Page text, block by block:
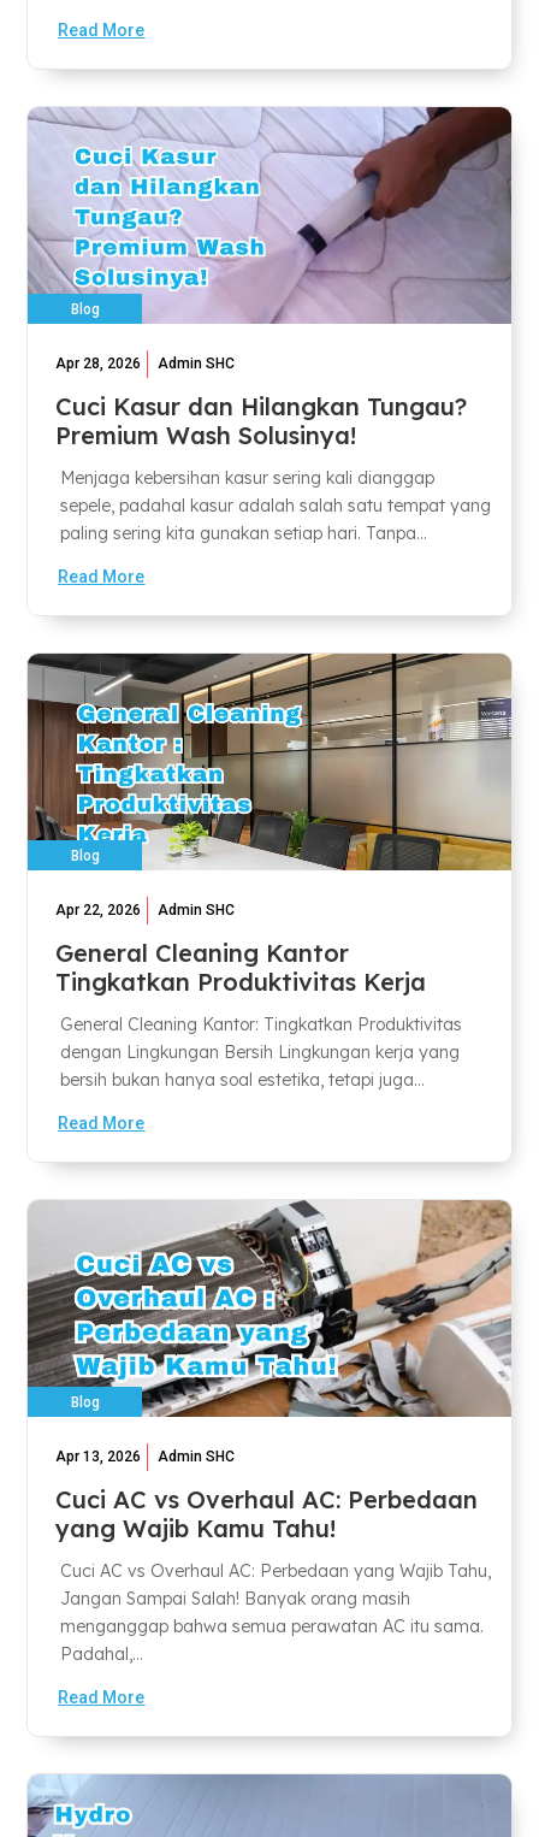
Read More
Blog
Apr 28, 2026 Admin SHC
Cuci Kasur dan Hilangkan Tungau?
Premium Wash Solusinya!
Menjaga kebersihan kasur sering kali dianggap
sepele, padahal kasur adalah salah satu tempat yang
paling sering kita gunakan setiap hari. Tanpa...
Read More
Blog
Apr 22, 2026 Admin SHC
General Cleaning Kantor
Tingkatkan Produktivitas Kerja
General Cleaning Kantor: Tingkatkan Produktivitas
dengan Lingkungan Bersih Lingkungan kerja yang
bersih bukan hanya soal estetika, tetapi juga...
Read More
Blog
Apr 13, 2026 Admin SHC
Cuci AC vs Overhaul AC: Perbedaan
yang Wajib Kamu Tahu!
Cuci AC vs Overhaul AC: Perbedaan yang Wajib Tahu,
Jangan Sampai Salah! Banyak orang masih
menganggap bahwa semua perawatan AC itu sama.
Padahal,...
Read More